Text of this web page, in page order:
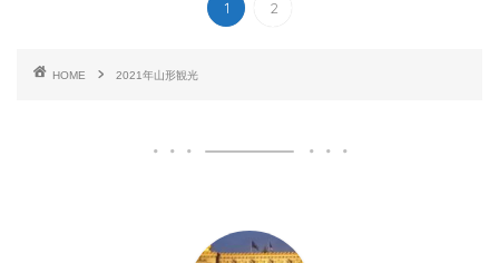
1 2
HOME 2021年山形観光